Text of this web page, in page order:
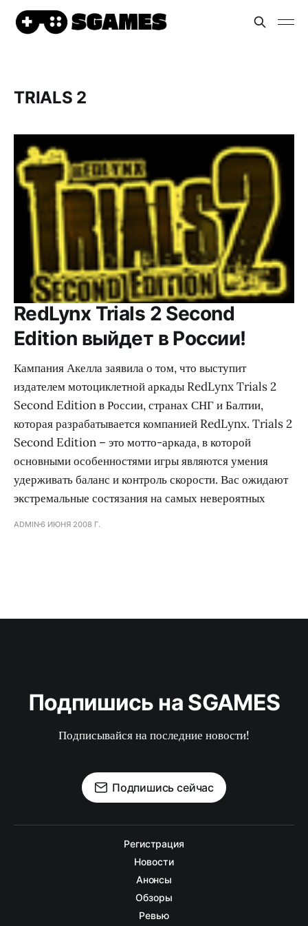
TRIALS 2
RedLynx Trials 2 Second
Edition выйдет в России!
Кампания Акелла заявила о том, что выступит
издателем мотоциклетной аркады RedLynx Trials 2
Second Edition в России, странах СНГ и Балтии,
которая разрабатывается компанией RedLynx. Trials 2
Second Edition – это мотто-аркада, в которой
основными особенностями игры являются умения
удерживать баланс и контроль скорости. Вас ожидают
экстремальные состязания на самых невероятных
ADMIN6 ИЮНЯ 2008 Г.
Подпишись на SGAMES
Подписывайся на последние новости!
Подпишись сейчас
Регистрация
Новости
Анонсы
Обзоры
Ревью